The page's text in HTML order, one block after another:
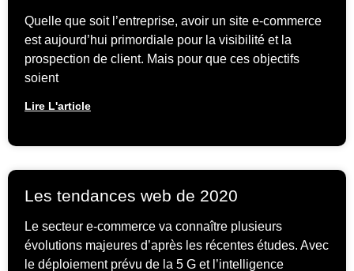
Quelle que soit l’entreprise, avoir un site e-commerce
est aujourd’hui primordiale pour la visibilité et la
prospection de client. Mais pour que ces objectifs
soient
Lire L'article
Les tendances web de 2020
Le secteur e-commerce va connaître plusieurs
évolutions majeures d’après les récentes études. Avec
le déploiement prévu de la 5 G et l’intelligence